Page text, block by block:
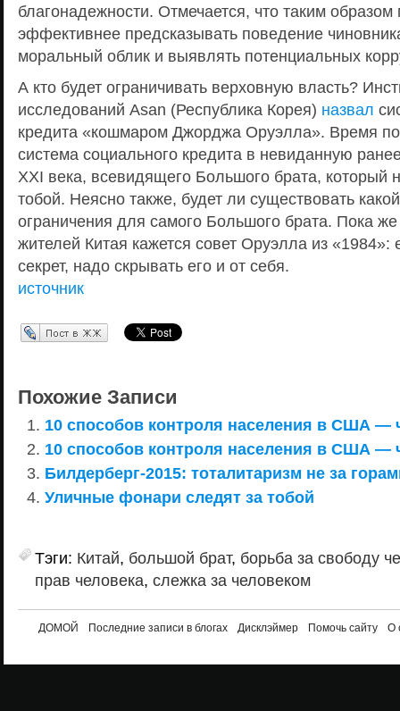
благонадежности. Отмечается, что таким
эффективнее предсказывать поведение
моральный облик и выявлять потенциальных
А кто будет ограничивать верховную власть?
исследований Asan (Республика Корея) назвал
кредита «кошмаром Джорджа Оруэлла». Время
система социального кредита в невиданную
XXI века, всевидящего Большого брата, который
тобой. Неясно также, будет ли существовать
ограничения для самого Большого брата. Пока
жителей Китая кажется совет Оруэлла из «1984»:
секрет, надо скрывать его и от себя.
источник
Перепост в ЖЖ
Похожие Записи
10 способов контроля населения в США —
10 способов контроля населения в США —
Билдерберг-2015: тоталитаризм не за
Уличные фонари следят за тобой
Тэги: Китай, большой брат, борьба за свободу
прав человека, слежка за человеком
ДОМОЙ Последние записи в блогах Дисклэймер Помочь сайту О